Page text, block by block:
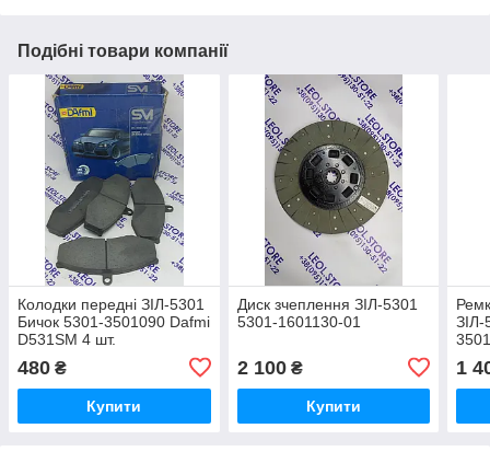
Подібні товари компанії
Колодки передні ЗІЛ-5301
Бичок 5301-3501090 Dafmi
D531SM 4 шт.
480 ₴
Купити
Диск зчеплення ЗІЛ-5301
5301-1601130-01
2 100₴
Купити
1